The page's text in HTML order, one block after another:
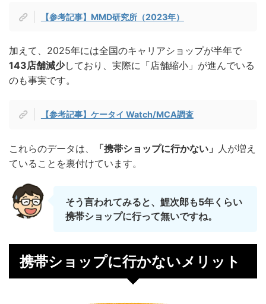
【参考記事】MMD研究所（2023年）
加えて、2025年には全国のキャリアショップが半年で
143店舗減少しており、実際に「店舗縮小」が進んでいる
のも事実です。
【参考記事】ケータイ Watch/MCA調査
これらのデータは、 「携帯ショップに行かない」
人が増え
ていることを裏付けています。
そう言われてみると、鯉次郎も5年くらい
携帯ショップに行って無いですね。
携帯ショップに行かないメリット